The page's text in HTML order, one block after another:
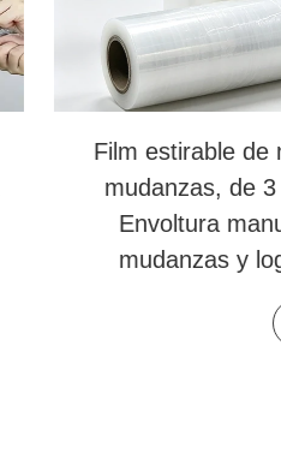
Film estirable de
mudanzas, de 3
Envoltura
mudanzas y